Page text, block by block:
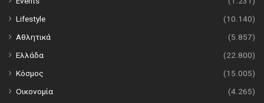
Lifestyle
(10.140)
Αθλητικά
(5.857)
Ελλάδα
(22.800)
Κόσμος
(15.005)
Οικονομία
(4.265)